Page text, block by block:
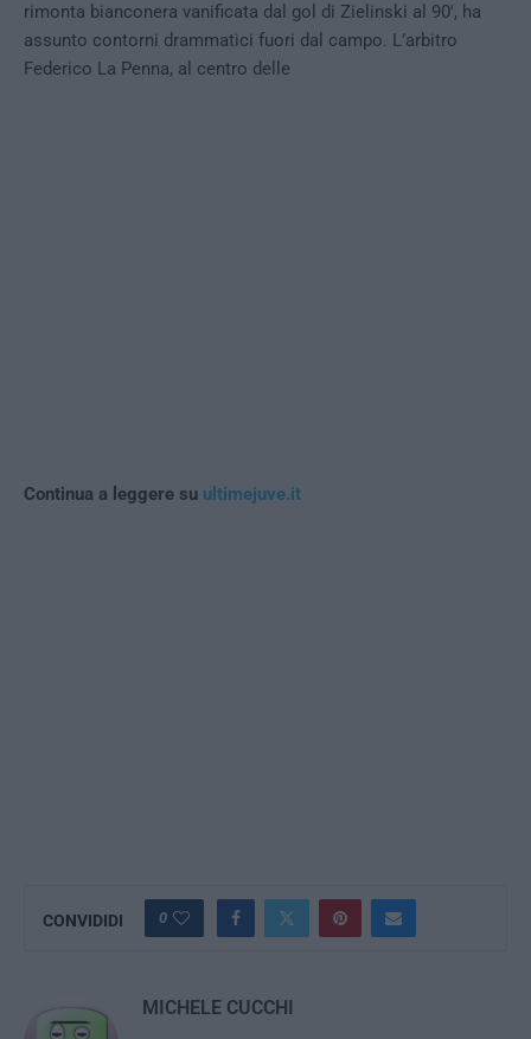
rimonta bianconera vanificata dal gol di Zielinski al 90′, ha
assunto contorni drammatici fuori dal campo. L’arbitro
Federico La Penna, al centro delle
Continua a leggere su ultimejuve.it
CONVIDIDI 0
MICHELE CUCCHI